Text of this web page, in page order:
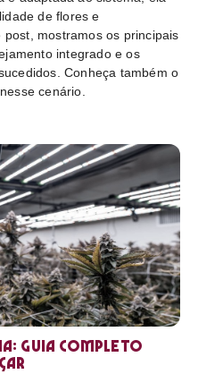
de flores e
mostramos os principais
integrado e os
Conheça também o
cenário.
guia completo